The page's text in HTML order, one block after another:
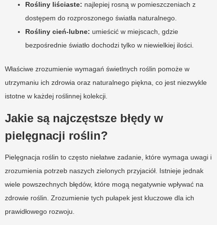
Rośliny liściaste: najlepiej rosną w pomieszczeniach z
dostępem do rozproszonego światła naturalnego.
Rośliny cień-lubne: umieścić w miejscach, gdzie
bezpośrednie światło dochodzi tylko w niewielkiej ilości.
Właściwe zrozumienie wymagań świetlnych roślin pomoże w
utrzymaniu ich zdrowia oraz naturalnego piękna, co jest niezwykle
istotne w każdej roślinnej kolekcji.
Jakie są najczęstsze błędy w
pielęgnacji roślin?
Pielęgnacja roślin to często niełatwe zadanie, które wymaga uwagi i
zrozumienia potrzeb naszych zielonych przyjaciół. Istnieje jednak
wiele powszechnych błędów, które mogą negatywnie wpływać na
zdrowie roślin. Zrozumienie tych pułapek jest kluczowe dla ich
prawidłowego rozwoju.